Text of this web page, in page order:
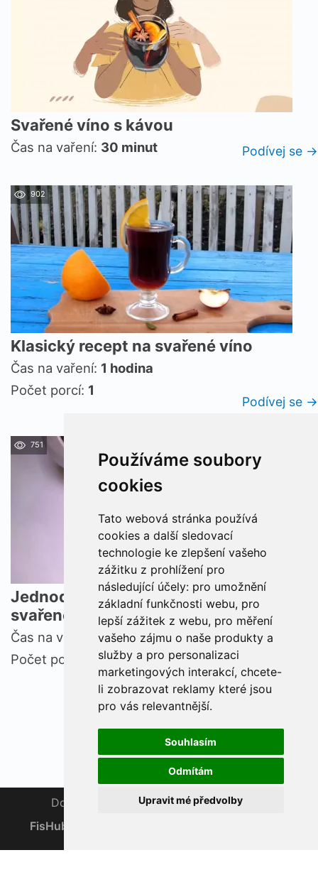
Používáme soubory
cookies
Tato webová stránka používá
cookies a další sledovací
technologie ke zlepšení vašeho
zážitku z prohlížení pro
následující účely: pro umožnění
základní funkčnosti webu, pro
lepší zážitek z webu, pro měření
vašeho zájmu o naše produkty a
služby a pro personalizaci
marketingových interakcí, chcete-
li zobrazovat reklamy které jsou
pro vás relevantnější.
Souhlasím
Odmítám
Upravit mé předvolby
Svařené víno s kávou
Čas na vaření: 30 minut Podívej se →
902
Klasický recept na svařené víno
Čas na vaření: 1 hodina
Počet porcí: 1
Podívej se →
751
Jednoduchý recept na lahodné
svařené víno z červeného vína
Čas na vaření:30 minut
Počet porcí:
Podívej se →
Domov Znalostní základna
Zprávy
FisHub 2019 - 2026 | Všechna práva vyhrazena